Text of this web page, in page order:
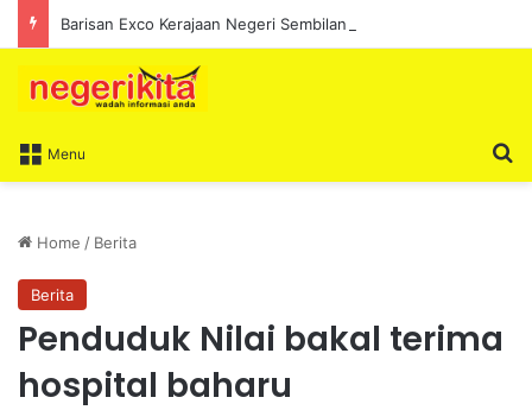
Menu
Home / Berita
Berita
Penduduk Nilai bakal terima
hospital baharu